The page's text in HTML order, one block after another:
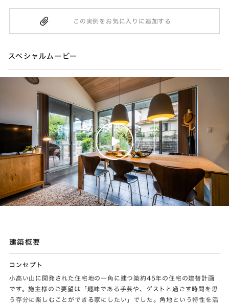
スペシャルムービー
建築概要
コンセプト
小高い山に開発された住宅地の一角に建つ築約45年の住宅の建替計画
です。施主様のご要望は「趣味である手芸や、ゲストと過ごす時間を思
う存分に楽しむことができる家にしたい」でした。角地という特性を活